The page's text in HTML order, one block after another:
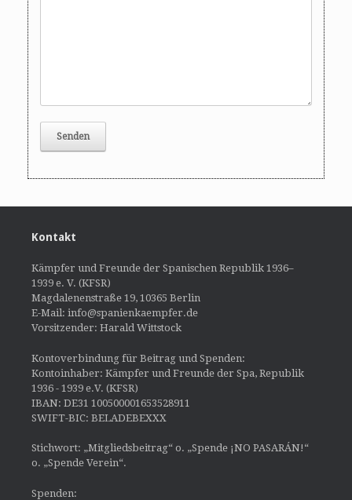
Kontakt
Kämpfer und Freunde der Spanischen Republik 1936–
1939 e. V. (KFSR)
Magdalenenstraße 19, 10365 Berlin
E-Mail: info@spanienkaempfer.de
Vorsitzender: Harald Wittstock
Kontoverbindung für Beitrag und Spenden:
Kontoinhaber: Kämpfer und Freunde der Spa, Republik
1936 - 1939 e.V. (KFSR)
IBAN: DE31 100500001653528911
SWIFT-BIC: BELADEBEXXX
Stichwort: „Mitgliedsbeitrag“ o. „Spende ¡NO PASARÁN!“
o. „Spende Verein“.
Spenden: